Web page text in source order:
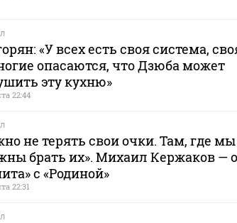
«У всех есть своя система,
опасаются, что Дзюба может
эту кухню»
22:44
не терять свои очки. Там, где мы
брать их». Михаил Кержаков —
с «Родиной»
22:31